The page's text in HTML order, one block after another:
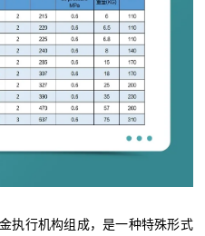
执行机构组成，是一种特殊形式